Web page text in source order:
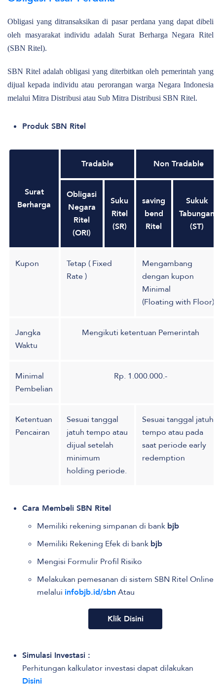
Obligasi yang ditransaksikan di pasar perdana yang dapat dibeli
oleh masyarakat individu adalah Surat Berharga Negara Ritel
(SBN Ritel).
SBN Ritel adalah obligasi yang diterbitkan oleh pemerintah yang
dijual kepada individu atau perorangan warga Negara Indonesia
melalui Mitra Distribusi atau Sub Mitra Distribusi SBN Ritel.
Produk SBN Ritel
Surat
Berharga
Tradable Non Tradable
Obligasi
Negara
Ritel
(ORI)
Suku
Ritel
(SR)
saving
bend
Ritel
Sukuk
Tabungan
(ST)
Kupon
Tetap ( Fixed
Rate )
Mengambang
dengan kupon
Minimal
(Floating with Floor)
Jangka
Waktu
Mengikuti ketentuan Pemerintah
Minimal
Pembelian
Rp. 1.000.000.-
Ketentuan
Pencairan
Sesuai tanggal
jatuh tempo atau
dijual setelah
minimum
holding periode.
Sesuai tanggal jatuh
tempo atau pada
saat periode early
redemption
Cara Membeli SBN Ritel
Memiliki rekening simpanan di bank bjb
Memiliki Rekening Efek di bank bjb
Mengisi Formulir Profil Risiko
Melakukan pemesanan di sistem SBN Ritel Online
melalui infobjb.id/sbnAtau
Klik Disini
Simulasi Investasi :
Perhitungan kalkulator investasi dapat dilakukan
Disini